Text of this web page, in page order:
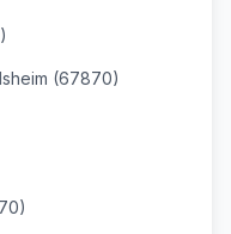
(67870)